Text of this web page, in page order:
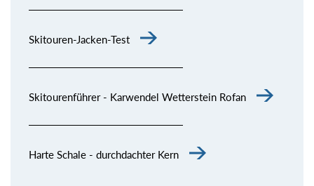
Skitouren-Jacken-Test
Skitourenführer - Karwendel Wetterstein Rofan
Harte Schale - durchdachter Kern